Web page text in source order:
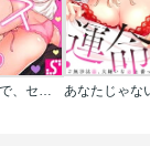
結婚したので、セックス有休ください!